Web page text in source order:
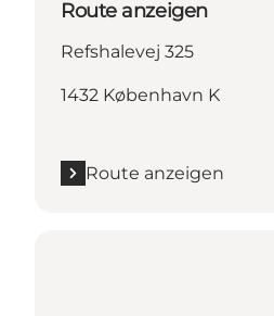
Route anzeigen
Refshalevej 325
1432 København K
Route anzeigen